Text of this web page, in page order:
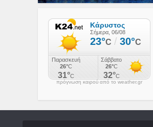
πρόγνωση καιρού από το weather.gr